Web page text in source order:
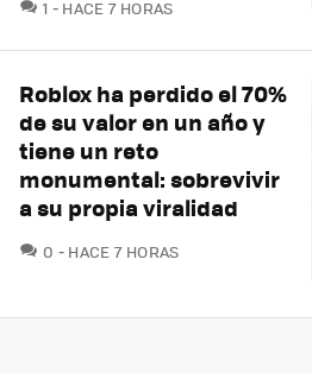
1 HACE 7 HORAS
Roblox ha perdido el 70%
de su valor en un año y
tiene un reto
monumental: sobrevivir
a su propia viralidad
0 COMENTARIOS
HACE 7 HORAS